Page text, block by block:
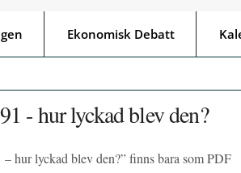
Ekonomisk Debatt
- hur lyckad blev den?
hur lyckad blev den?” finns bara som PDF